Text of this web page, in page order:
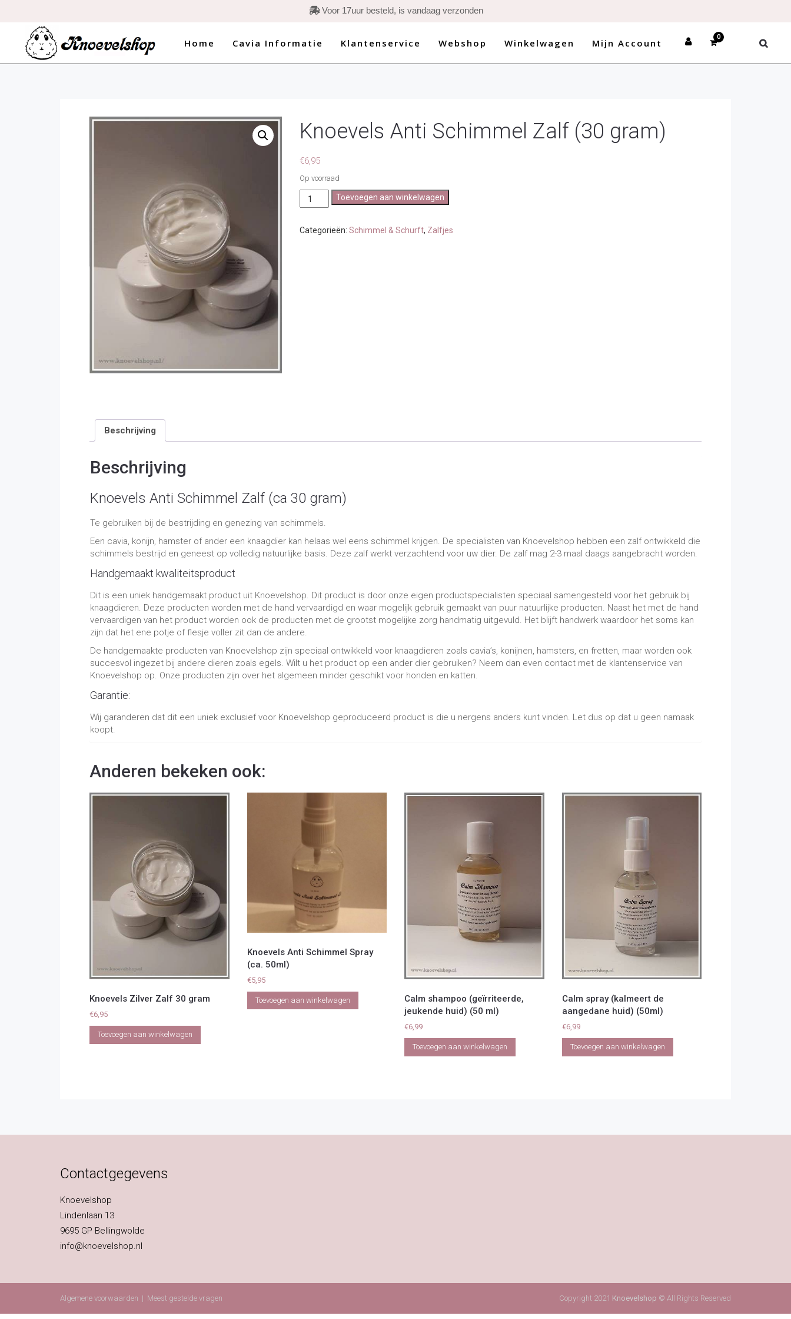
Voor 17uur besteld, is vandaag verzonden
Home Cavia Informatie Klantenservice Webshop Winkelwagen Mijn Account
Knoevels Anti Schimmel Zalf (30 gram)
€6,95
Op voorraad
Knoevels
Anti
Zalf
Toevoegen aan winkelwagen
Categorieën: Schimmel & Schurft, Zalfjes
Beschrijving
Beschrijving
Knoevels Anti Schimmel Zalf (ca 30 gram)
Te gebruiken bij de bestrijding en genezing van schimmels.
Een cavia, konijn, hamster of ander een knaagdier kan helaas wel eens schimmel krijgen. De specialisten van Knoevelshop hebben een zalf ontwikkeld die
schimmels bestrijd en geneest op volledig natuurlijke basis. Deze zalf werkt verzachtend voor uw dier. De zalf mag 2-3 maal daags aangebracht worden.
Handgemaakt kwaliteitsproduct
Dit is een uniek handgemaakt product uit Knoevelshop. Dit product is door onze eigen productspecialisten speciaal samengesteld voor het gebruik bij
knaagdieren. Deze producten worden met de hand vervaardigd en waar mogelijk gebruik gemaakt van puur natuurlijke producten. Naast het met de hand
vervaardigen van het product worden ook de producten met de grootst mogelijke zorg handmatig uitgevuld. Het blijft handwerk waardoor het soms kan
zijn dat het ene potje of flesje voller zit dan de andere.
De handgemaakte producten van Knoevelshop zijn speciaal ontwikkeld voor knaagdieren zoals cavia’s, konijnen, hamsters, en fretten, maar worden ook
succesvol ingezet bij andere dieren zoals egels. Wilt u het product op een ander dier gebruiken? Neem dan even contact met de klantenservice van
Knoevelshop op. Onze producten zijn over het algemeen minder geschikt voor honden en katten.
Garantie:
Wij garanderen dat dit een uniek exclusief voor Knoevelshop geproduceerd product is die u nergens anders kunt vinden. Let dus op dat u geen namaak
koopt.
Anderen bekeken ook:
Knoevels Zilver Zalf 30 gram
€6,95
Toevoegen aan winkelwagen
Knoevels Anti Schimmel Spray
(ca. 50ml)
€5,95
Toevoegen aan winkelwagen
Calm shampoo (geïrriteerde,
jeukende huid) (50 ml)
€6,99
Toevoegen aan winkelwagen
Calm spray (kalmeert de
aangedane huid) (50ml)
€6,99
Toevoegen aan winkelwagen
Contactgegevens
Knoevelshop
Lindenlaan 13
9695 GP Bellingwolde
info@knoevelshop.nl
Algemene voorwaarden | Meest gestelde vragen Copyright 2021 Knoevelshop © All Rights Reserved